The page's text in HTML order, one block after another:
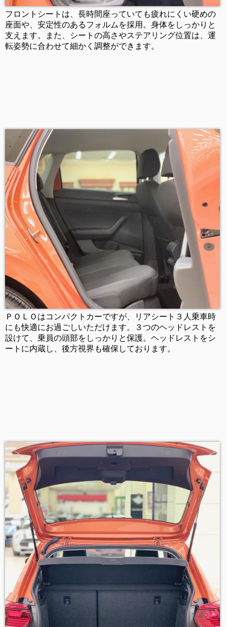
フロントシートは、長時間座っていても疲れにくい硬めの
座面や、安定性のあるフォルムを採用。身体をしっかりと
支えます。また、シートの高さやステアリング位置は、運
転姿勢に合わせて細かく調整ができます。
ＰＯＬＯはコンパクトカーですが、リアシート３人乗車時
にも快適にお過ごしいただけます。３つのヘッドレストを
設けて、乗員の頭部をしっかりと保護。ヘッドレストをシ
ートに内蔵し、後方視界も確保しております。